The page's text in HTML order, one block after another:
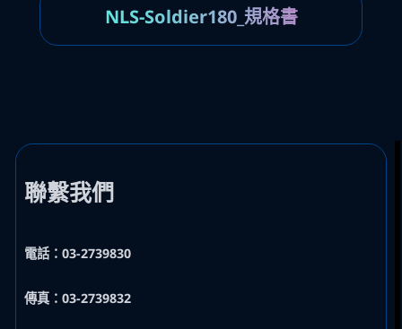
NLS-Soldier180_規格書
聯繫我們
電話：03-2739830
傳真：03-2739832